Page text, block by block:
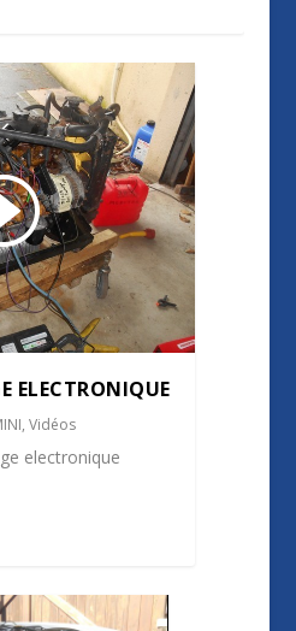
ELECTRONIQUE
, Vidéos
electronique